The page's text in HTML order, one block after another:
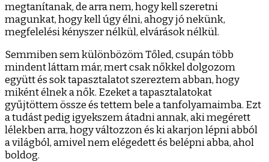
megtanítanak, de arra nem, hogy kell szeretni
magunkat, hogy kell úgy élni, ahogy jó nekünk,
megfelelési kényszer nélkül, elvárások nélkül.
Semmiben sem különbözöm Tőled, csupán több
mindent láttam már, mert csak nőkkel dolgozom
együtt és sok tapasztalatot szereztem abban, hogy
miként élnek a nők. Ezeket a tapasztalatokat
gyűjtöttem össze és tettem bele a tanfolyamaimba. Ezt
a tudást pedig igyekszem átadni annak, aki megérett
lélekben arra, hogy változzon és ki akarjon lépni abból
a világból, amivel nem elégedett és belépni abba, ahol
boldog.